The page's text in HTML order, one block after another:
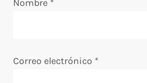
n
r
Nombre *
Correo electrónico *